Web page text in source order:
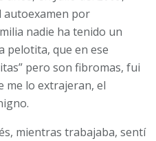
autoexamen por
nadie ha tenido un
pelotita, que en ese
pero son fibromas, fui
me lo extrajeran, el
mientras trabajaba, sentí